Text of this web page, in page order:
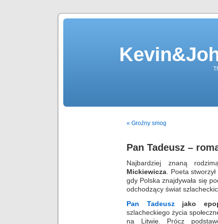
« Groźny smog
Pan Tadeusz –
Najbardziej znaną
Mickiewicza . Poeta
gdy Polska znajdywała się
odchodzący świat
Pan
Tadeusz jako
szlacheckiego życia
na Litwie. Prócz